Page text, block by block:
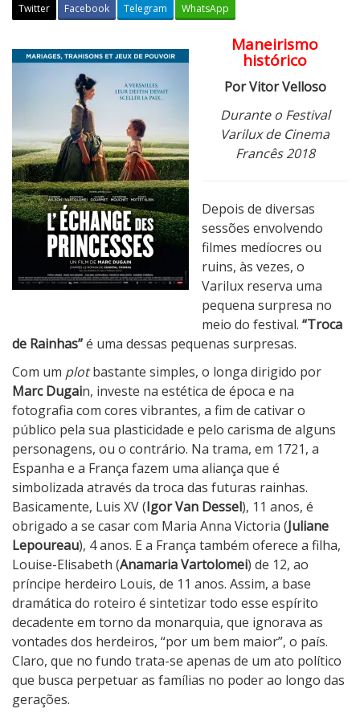
Twitter Facebook Telegram WhatsApp
C
r
c
a
:
T
r
d
R
a
i
n
h
a
s
Maneirismo
histórico
Por Vitor Velloso
Durante o Festival
Varilux de Cinema
Francês 2018
Depois de diversas
sessões envolvendo
filmes medíocres ou
ruins, às vezes, o
Varilux reserva uma
pequena surpresa no
meio do festival. “Troca
de Rainhas”é uma dessas pequenas surpresas.
Com um plotbastante simples, o longa dirigido por
Marc Dugain, investe na estética de época e na
fotografia com cores vibrantes, a fim de cativar o
público pela sua plasticidade e pelo carisma de alguns
personagens, ou o contrário. Na trama, em 1721, a
Espanha e a França fazem uma aliança que é
simbolizada através da troca das futuras rainhas.
Basicamente, Luis XV (Igor Van Dessel), 11 anos, é
obrigado a se casar com Maria Anna Victoria (Juliane
Lepoureau), 4 anos. E a França também oferece a filha,
Louise-Elisabeth (Anamaria Vartolomei) de 12, ao
príncipe herdeiro Louis, de 11 anos. Assim, a base
dramática do roteiro é sintetizar todo esse espírito
decadente em torno da monarquia, que ignorava as
vontades dos herdeiros, “por um bem maior”, o país.
Claro, que no fundo trata-se apenas de um ato político
que busca perpetuar as famílias no poder ao longo das
gerações.